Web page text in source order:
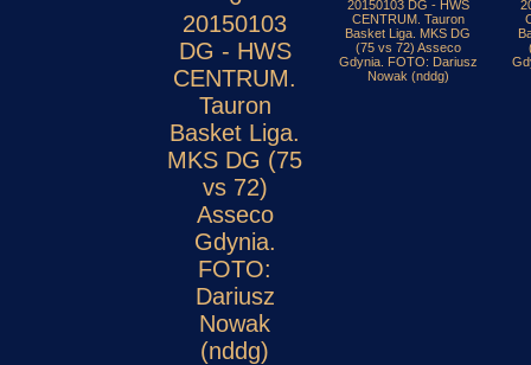
20150103
DG - HWS
CENTRUM.
Tauron
Basket Liga.
MKS DG (75
vs 72)
Asseco
Gdynia.
FOTO:
Dariusz
Nowak
(nddg)
20150103 DG - HWS
CENTRUM. Tauron
Basket Liga. MKS DG
(75 vs 72) Asseco
Gdynia. FOTO: Dariusz
Nowak (nddg)